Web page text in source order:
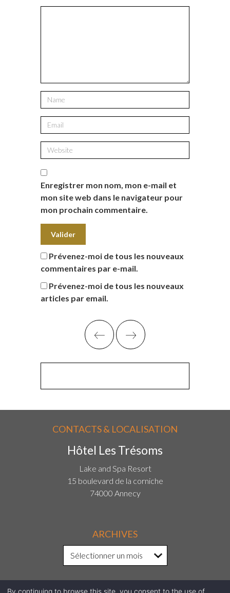
Enregistrer mon nom, mon e-mail et
mon site web dans le navigateur pour
mon prochain commentaire.
Prévenez-moi de tous les nouveaux
commentaires par e-mail.
Prévenez-moi de tous les nouveaux
articles par email.
CONTACTS & LOCALISATION
Hôtel Les Trésoms
Lake and Spa Resort
15 boulevard de la corniche
74000 Annecy
ARCHIVES
By continuing to browse this site, you consent to the use of